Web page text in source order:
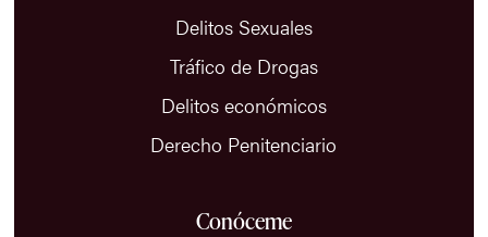
Delitos Sexuales
Tráfico de Drogas
Delitos económicos
Derecho Penitenciario
Conóceme